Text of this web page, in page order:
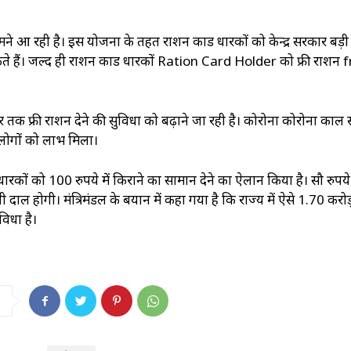
आ रही है। इस योजना के तहत राशन कार्ड धारकों को केन्द्र सरकार बड़ी
जल्द ही राशन कार्ड धारकों Ration Card Holder को फ्री राशन
फ्री राशन देने की सुविधा को बढ़ाने जा रही है। कोरोना कोरोना काल
को लाभ मिला।
को 100 रुपये में किराने का सामान देने का ऐलान किया है। सौ
होगी। मंत्रिमंडल के बयान में कहा गया है कि राज्य में ऐसे 1.70
है।